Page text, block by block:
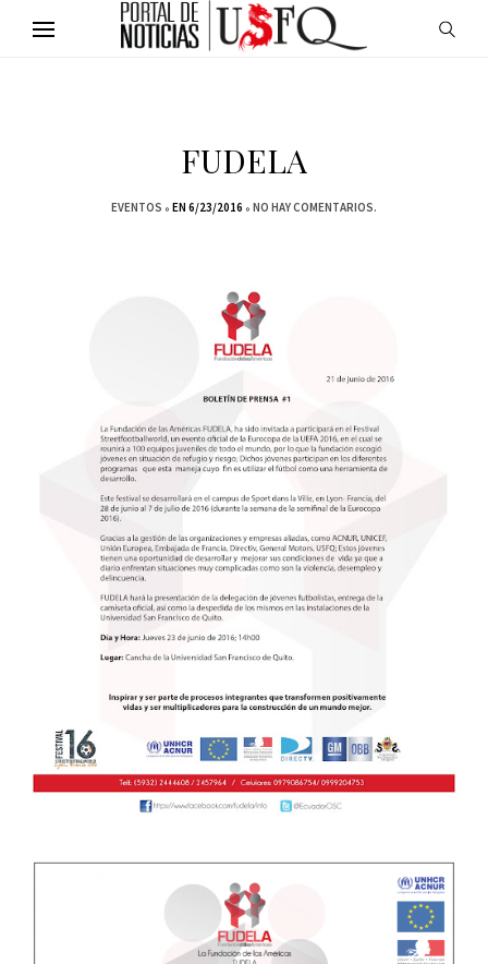
FUDELA
EVENTOS EN 6/23/2016 NO HAY COMENTARIOS.